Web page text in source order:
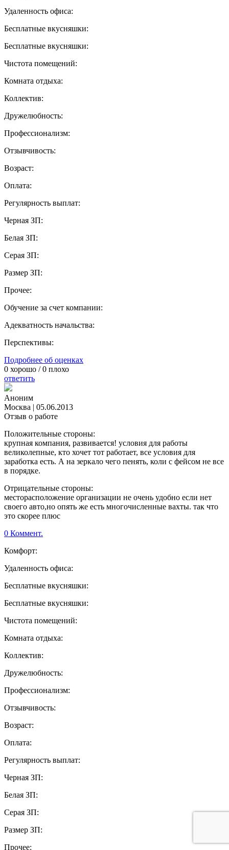
Удаленность офиса:
Бесплатные вкусняшки:
Бесплатные вкусняшки:
Чистота помещений:
Комната отдыха:
Коллектив:
Дружелюбность:
Профессионализм:
Отзывчивость:
Возраст:
Оплата:
Регулярность выплат:
Черная ЗП:
Белая ЗП:
Серая ЗП:
Размер ЗП:
Прочее:
Обучение за счет компании:
Адекватность начальства:
Перспективы:
Подробнее об оценках
0 хорошо /0 плохо
ответить
Аноним
Москва | 05.06.2013
Отзыв о работе
Положительные стороны:
крупная компания, развивается! условия для работы
великолепные, кто хочет тот работает, все условия для
заработка есть. А на зеркало чего пенять, коли с фейсом не все
в порядке.
Отрицательные стороны:
месторасположение организации не очень удобно если нет
своего авто,но опять же есть многочисленные вахты. так что
это скорее плюс
0 Коммент.
Комфорт:
Удаленность офиса:
Бесплатные вкусняшки:
Бесплатные вкусняшки:
Чистота помещений:
Комната отдыха:
Коллектив:
Дружелюбность:
Профессионализм:
Отзывчивость:
Возраст:
Оплата:
Регулярность выплат:
Черная ЗП:
Белая ЗП:
Серая ЗП:
Размер ЗП:
Прочее: